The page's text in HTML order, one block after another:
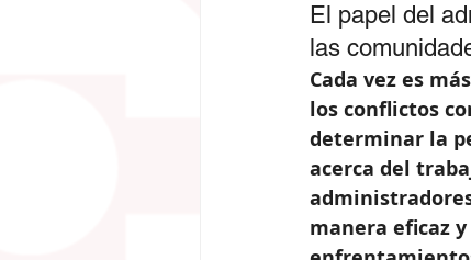
El papel del
las
Cada vez es
los conflictos
determinar la
acerca del
manera eficaz